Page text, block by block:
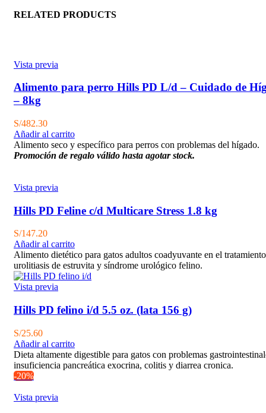
RELATED PRODUCTS
Vista previa
Alimento para perro Hills PD L/d – Cuidado de
– 8kg
S/482.30
Añadir al carrito
Alimento seco y específico para perros con problemas del hígado.
Promoción de regalo válido hasta agotar stock.
Vista previa
Hills PD Feline c/d Multicare Stress 1.8 kg
S/147.20
Añadir al carrito
Alimento dietético para gatos adultos coadyuvante en el
urolitiasis de estruvita y síndrome urológico felino.
Vista previa
Hills PD felino i/d 5.5 oz. (lata 156 g)
S/25.60
Añadir al carrito
Dieta altamente digestible para gatos con problemas
insuficiencia pancreática exocrina, colitis y diarrea cronica.
-20%
Vista previa